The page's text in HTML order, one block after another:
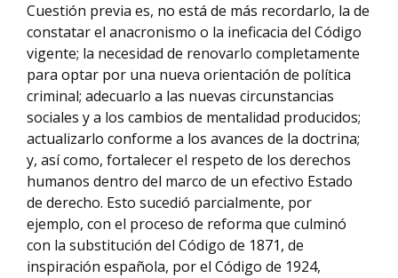
Cuestión previa es, no está de más recordarlo, la de
constatar el anacronismo o la ineficacia del Código
vigente; la necesidad de renovarlo completamente
para optar por una nueva orientación de política
criminal; adecuarlo a las nuevas circunstancias
sociales y a los cambios de mentalidad producidos;
actualizarlo conforme a los avances de la doctrina;
y, así como, fortalecer el respeto de los derechos
humanos dentro del marco de un efectivo Estado
de derecho. Esto sucedió parcialmente, por
ejemplo, con el proceso de reforma que culminó
con la substitución del Código de 1871, de
inspiración española, por el Código de 1924,